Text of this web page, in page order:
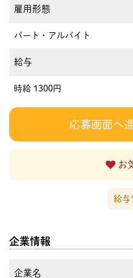
雇用形態
パート・アルバイト
給与
時給 1300円
応募画面へ
お
給与
企業情報
企業名